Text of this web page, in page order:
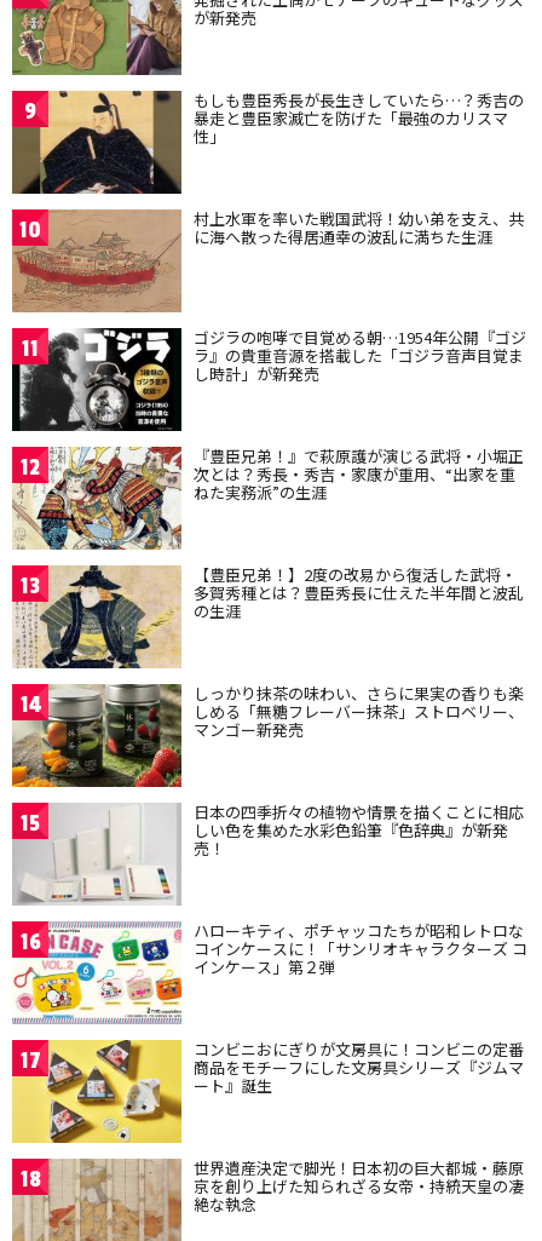
が新発売
9 もしも豊臣秀長が長生きしていたら…？秀吉の
暴走と豊臣家滅亡を防げた「最強のカリスマ
性」
10 村上水軍を率いた戦国武将！幼い弟を支え、共
に海へ散った得居通幸の波乱に満ちた生涯
11 ゴジラの咆哮で目覚める朝…1954年公開『ゴジ
ラ』の貴重音源を搭載した「ゴジラ音声目覚ま
し時計」が新発売
12 『豊臣兄弟！』で萩原護が演じる武将・小堀正
次とは？秀長・秀吉・家康が重用、“出家を重
ねた実務派”の生涯
13 【豊臣兄弟！】2度の改易から復活した武将・
多賀秀種とは？豊臣秀長に仕えた半年間と波乱
の生涯
14 しっかり抹茶の味わい、さらに果実の香りも楽
しめる「無糖フレーバー抹茶」ストロベリー、
マンゴー新発売
15 日本の四季折々の植物や情景を描くことに相応
しい色を集めた水彩色鉛筆『色辞典』が新発
売！
16 ハローキティ、ポチャッコたちが昭和レトロな
コインケースに！「サンリオキャラクターズ コ
インケース」第２弾
17 コンビニおにぎりが文房具に！コンビニの定番
商品をモチーフにした文房具シリーズ『ジムマ
ート』誕生
18 世界遺産決定で脚光！日本初の巨大都城・藤原
京を創り上げた知られざる女帝・持統天皇の凄
絶な執念